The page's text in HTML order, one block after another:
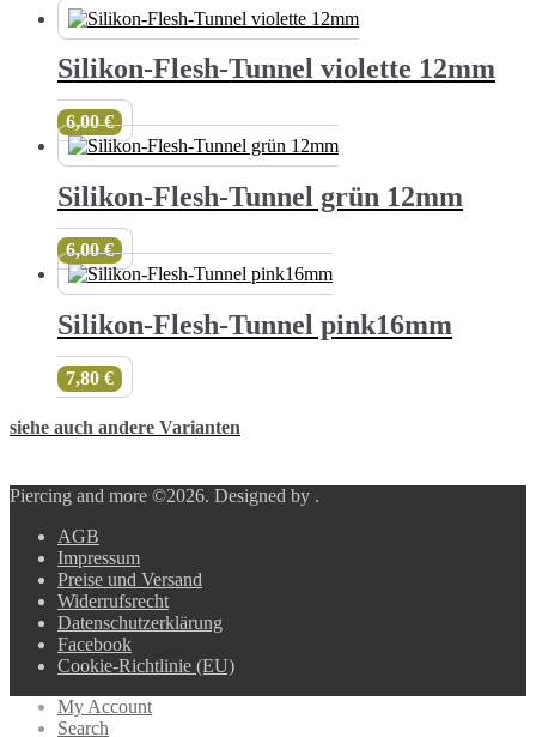
Silikon-Flesh-Tunnel violette 12mm
6,00€
Silikon-Flesh-Tunnel grün 12mm
6,00€
Silikon-Flesh-Tunnel pink16mm
7,80 €
siehe auch andere Varianten
Piercing and more ©2026. Designed by .
AGB
Impressum
Preise und Versand
Widerrufsrecht
Datenschutzerklärung
Facebook
Cookie-Richtlinie (EU)
My Account
Search